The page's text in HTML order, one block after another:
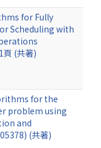
for Fully
Scheduling with
(共著)
for the
problem using
and
(共著)